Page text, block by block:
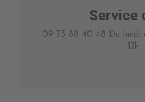
Service
09 73 88 40 48 Du lundi
17h